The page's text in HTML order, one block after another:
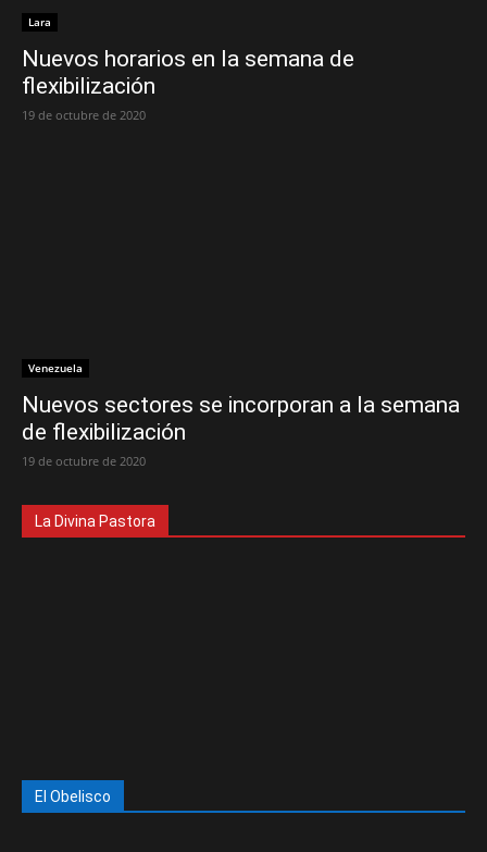
Lara
Nuevos horarios en la semana de
flexibilización
19 de octubre de 2020
Venezuela
Nuevos sectores se incorporan a la semana
de flexibilización
19 de octubre de 2020
La Divina Pastora
El Obelisco